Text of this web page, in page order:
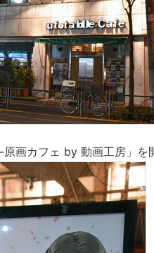
画カフェ by 動画工房」を